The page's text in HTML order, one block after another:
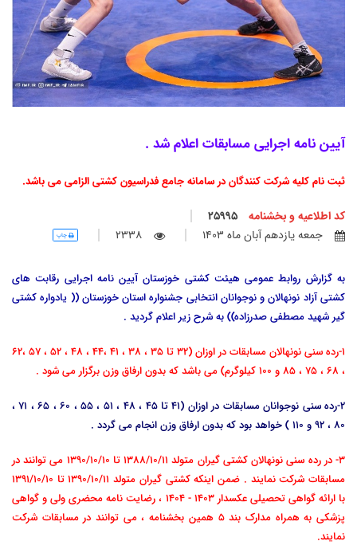
آیین نامه اجرایی مسابقات اعلام شد .
ثبت نام کلیه شرکت کنندگان در سامانه جامع فدراسیون کشتی الزامی می باشد.
کد اطلاعیه و بخشنامه
جمعه يازدهم آبان ماه 1403
2338 چاپ
به گزارش روابط عمومی هیئت کشتی خوزستان آیین نامه اجرایی رقابت های
کشتی آزاد نونهالان و نوجوانان انتخابی جشنواره استان خوزستان (( یادواره کشتی
گیر شهید مصطفی صدرزاده)) به شرح زیر اعلام گردید .
1-رده سنی نونهالان مسابقات در اوزان (32 تا 35 ، 38 ، 41 ،44 ، 48 ، 52 ، 57 ،62
، 68 ، 75 ، 85 و 100 کیلوگرم) می باشد که بدون ارفاق وزن برگزار می شود .
2-رده سنی نوجوانان مسابقات در اوزان (41 تا 45 ، 48 ، 51 ، 55 ، 60 ، 65 ، 71 ،
80 ، 92 و 110 ) خواهد بود که بدون ارفاق وزن انجام می گردد .
3- در رده سنی نونهالان کشتی گیران متولد 1388/10/11 تا 1390/10/10 می توانند در
مسابقات شرکت نمایند . ضمن اینکه کشتی گیران متولد 1390/10/11 تا 1391/10/10
با ارائه گواهی تحصیلی عکسدار 1403 - 1404 ، رضایت نامه محضری ولی و گواهی
پزشکی به همراه مدارک بند 5 همین بخشنامه ، می توانند در مسابقات شرکت
نمایند.